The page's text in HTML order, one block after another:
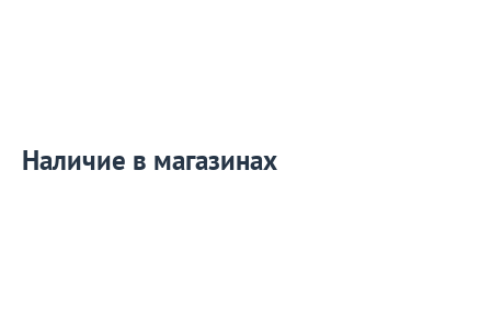
Наличие в магазинах